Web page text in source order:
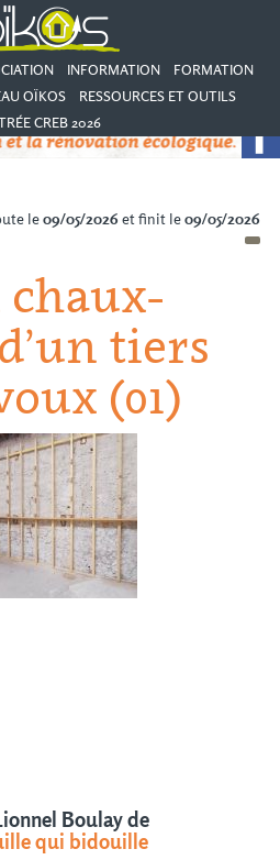
INFORMATION
FORMATION
OÏKOS
RESSOURCES ET OUTILS
CREB 2026
le09/05/2026 et finit le09/05/2026
tiers
(01)
Boulay de
qui bidouille